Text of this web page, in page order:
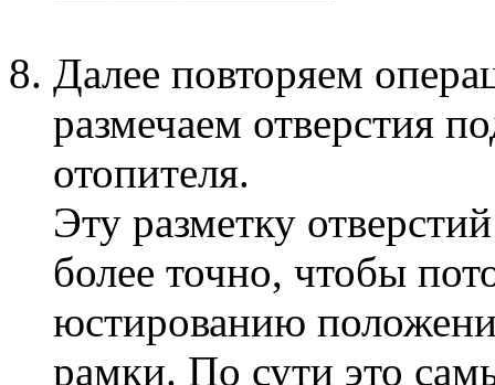
Далее повторяем
размечаем отверстия
отопителя.
Эту разметку
более точно, чтобы
юстированию
рамки. По сути это